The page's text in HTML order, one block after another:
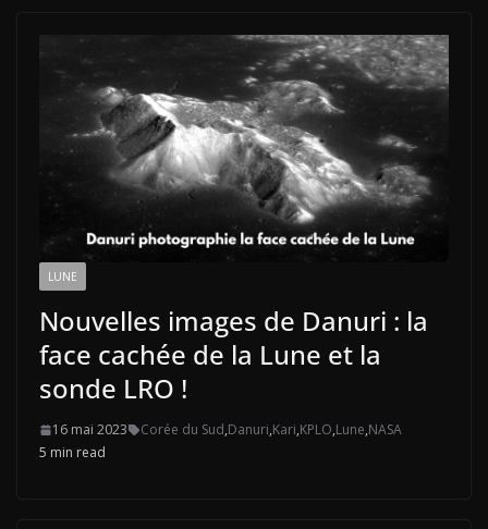
LUNE
Nouvelles images de Danuri : la
face cachée de la Lune et la
sonde LRO !
16 mai 2023 Corée du Sud,Danuri,Kari,KPLO,Lune,NASA
5 min read